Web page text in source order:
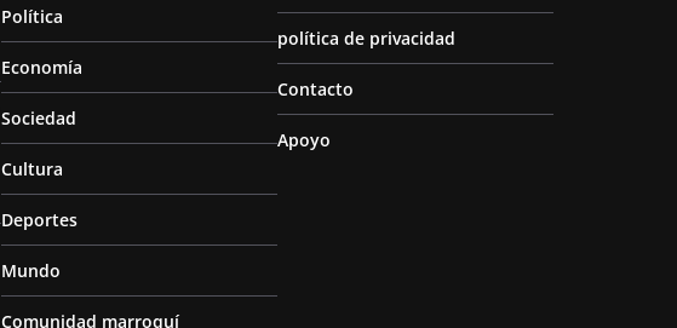
Política
Economía
Sociedad
Cultura
Deportes
Mundo
Comunidad marroquí
política de privacidad
Contacto
Apoyo